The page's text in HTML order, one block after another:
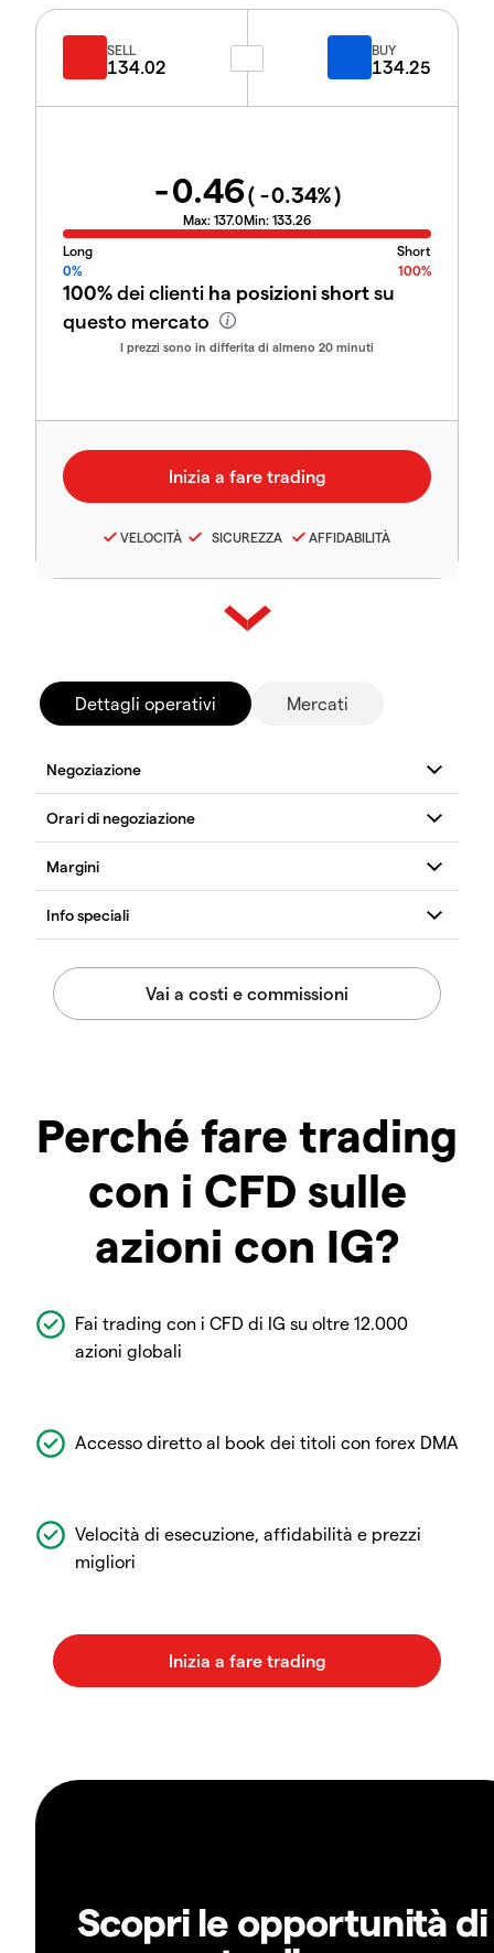
SELL
134.02
BUY
134.25
-0.46( -0.34%)
Max: 137.0Min: 133.26
Long
Short
0%
100%
100%dei clienti ha posizioni shortsu
questo mercato
I prezzi sono in differita di almeno 20 minuti
VELOCITÀ SICUREZZA AFFIDABILITÀ
Dettagli operativi Mercati
Perché fare trading
con i CFD sulle
azioni con IG?
Fai trading con i CFD di IG su oltre 12.000
azioni globali
Accesso diretto al book dei titoli con forex DMA
Velocità di esecuzione, affidabilità e prezzi
migliori
Scopri le opportunità di